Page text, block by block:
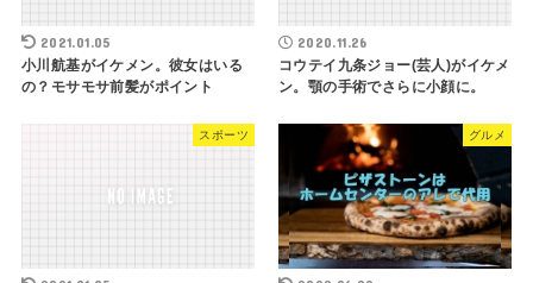
2021.01.05
小川航基がイケメン。彼女はいる
の？モサモサ前髪がポイント
2020.11.26
コウテイ九条ジョー(芸人)がイケメ
ン。顎の手術でさらに小顔に。
スポーツ グルメ